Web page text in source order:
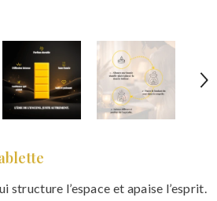
structure l’espace et apaise l’esprit.